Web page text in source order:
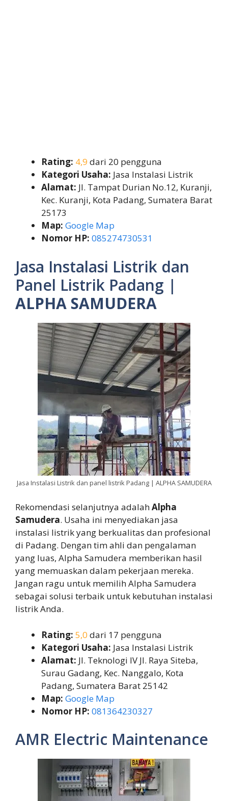
Rating: 4,9 dari 20 pengguna
Kategori Usaha: Jasa Instalasi Listrik
Alamat: Jl. Tampat Durian No.12, Kuranji,
Kec. Kuranji, Kota Padang, Sumatera Barat
25173
Map: Google Map
Nomor HP: 085274730531
Jasa Instalasi Listrik dan
Panel Listrik Padang |
ALPHA SAMUDERA
Jasa Instalasi Listrik dan panel listrik Padang | ALPHA SAMUDERA
Rekomendasi selanjutnya adalahAlpha
Samudera. Usaha ini menyediakan jasa
instalasi listrik yang berkualitas dan profesional
di Padang. Dengan tim ahli dan pengalaman
yang luas, Alpha Samudera memberikan hasil
yang memuaskan dalam pekerjaan mereka.
Jangan ragu untuk memilih Alpha Samudera
sebagai solusi terbaik untuk kebutuhan instalasi
listrik Anda.
Rating: 5,0 dari 17 pengguna
Kategori Usaha: Jasa Instalasi Listrik
Alamat: Jl. Teknologi IV Jl. Raya Siteba,
Surau Gadang, Kec. Nanggalo, Kota
Padang, Sumatera Barat 25142
Map: Google Map
Nomor HP: 081364230327
AMR Electric Maintenance